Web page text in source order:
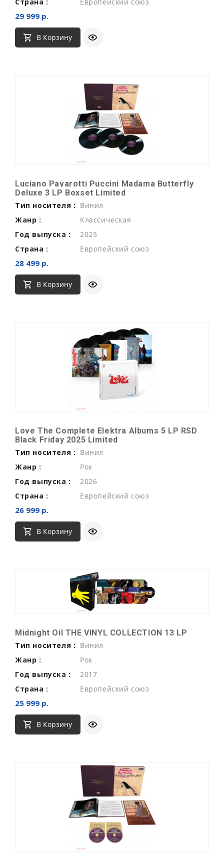
29 999 р.
В Корзину
Luciano Pavarotti Puccini Madama Butterfly
Deluxe 3 LP Boxset Limited
Тип носителя : Винил
Жанр :
Классическая
Год выпуска :
2025
Страна :
Европейский союз
28 499 р.
В Корзину
Love The Complete Elektra Albums 5 LP RSD
Black Friday 2025 Limited
Тип носителя : Винил
Жанр :
Рок
Год выпуска :
2026
Страна :
Европейский союз
26 999 р.
В Корзину
Midnight Oil THE VINYL COLLECTION 13 LP
Тип носителя : Винил
Жанр :
Рок
Год выпуска :
2017
Страна :
Европейский союз
25 999 р.
В Корзину